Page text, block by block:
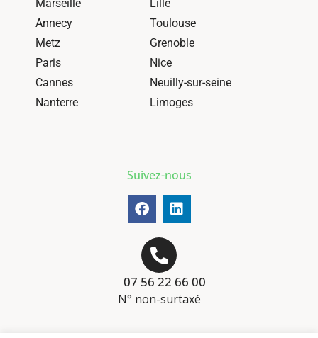
Marseille
Lille
Annecy
Toulouse
Metz
Grenoble
Paris
Nice
Cannes
Neuilly-sur-seine
Nanterre
Limoges
Suivez-nous
07 56 22 66 00
N° non-surtaxé